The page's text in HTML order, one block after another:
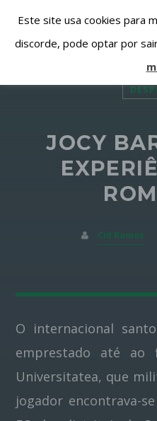
PESQUISAR
PARTILHAR
JOCY
Cid Ramos
O internacional
emprestado até ao
Universitatea, que
jogador encontrava-
Este site usa cookies para
discorde, pode optar por